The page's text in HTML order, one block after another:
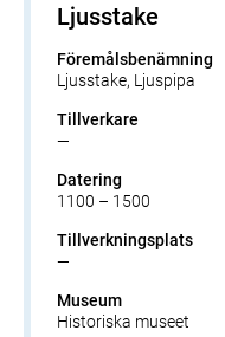
Ljusstake
Föremålsbenämning
Ljusstake, Ljuspipa
Tillverkare
—
Datering
1100 – 1500
Tillverkningsplats
—
Museum
Historiska museet